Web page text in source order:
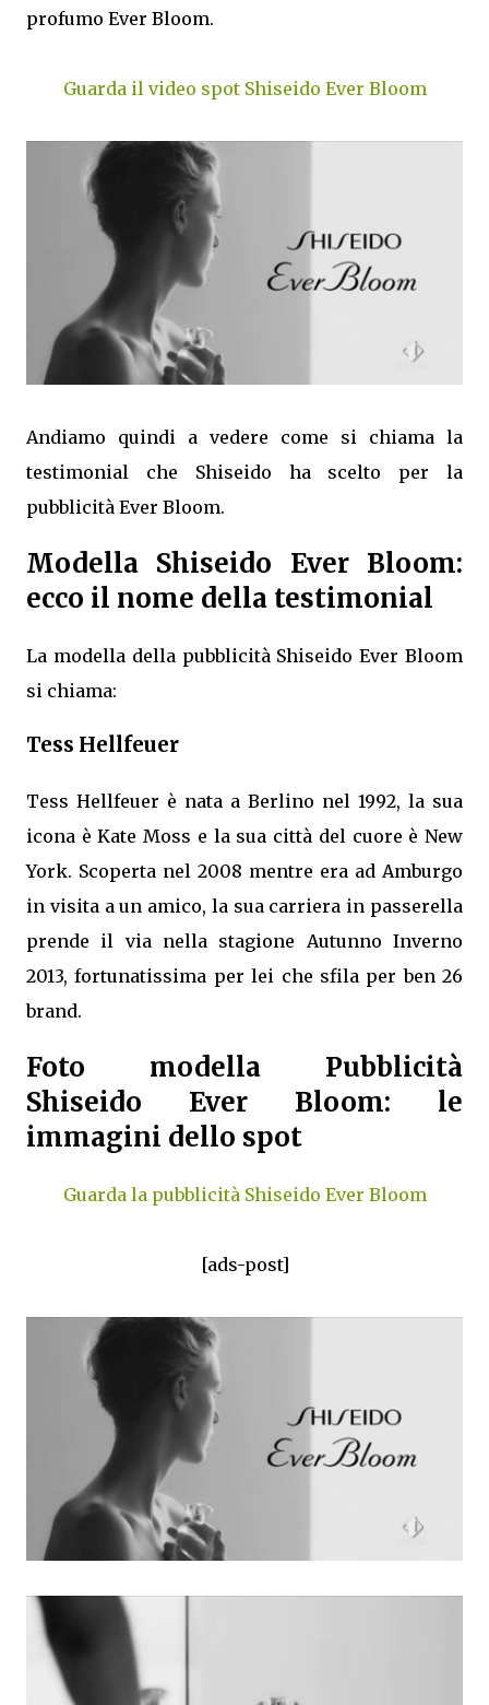
profumo Ever Bloom.
Guarda il video spot Shiseido Ever Bloom
Andiamo quindi a vedere come si chiama la
testimonial che Shiseido ha scelto per la
pubblicità Ever Bloom.
Modella Shiseido Ever Bloom:
ecco il nome della testimonial
La modella della pubblicità Shiseido Ever Bloom
si chiama:
Tess Hellfeuer
Tess Hellfeuer è nata a Berlino nel 1992, la sua
icona è Kate Moss e la sua città del cuore è New
York. Scoperta nel 2008 mentre era ad Amburgo
in visita a un amico, la sua carriera in passerella
prende il via nella stagione Autunno Inverno
2013, fortunatissima per lei che sfila per ben 26
brand.
Foto modella Pubblicità
Shiseido Ever Bloom: le
immagini dello spot
Guarda la pubblicità Shiseido Ever Bloom
[ads-post]